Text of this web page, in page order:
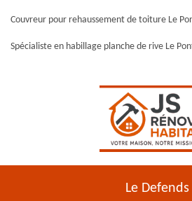
Couvreur pour rehaussement de toiture Le
Spécialiste en habillage planche de rive Le
Le Defends